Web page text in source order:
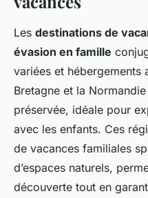
Les destinations de
évasion en famille
variées et hébergements
Bretagne et la
préservée, idéale pour
avec les enfants. Ces
de vacances familiales
d’espaces naturels,
découverte tout en